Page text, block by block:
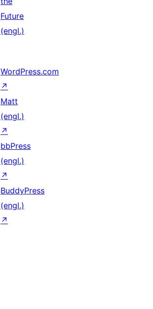
Future
(engl.)
WordPress.com
↗
Matt
(engl.)
↗
bbPress
(engl.)
↗
BuddyPress
(engl.)
↗